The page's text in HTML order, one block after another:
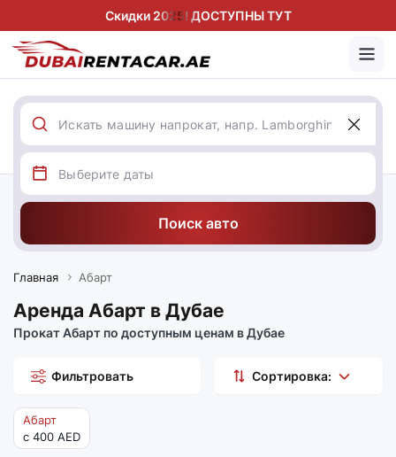
Скидки 2025! ДОСТУПНЫ ТУТ
Поиск авто
Главная Абарт
Аренда Абарт в Дубае
Прокат Абарт по доступным ценам в Дубае
Фильтровать Сортировка:
Абарт
с 400 AED